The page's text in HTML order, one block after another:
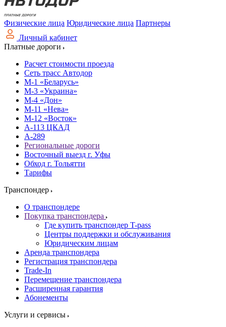
Физические лица Юридические лица Партнеры
Личный кабинет
Платные дороги
Расчет стоимости проезда
Сеть трасс Автодор
М-1 «Беларусь»
М-3 «Украина»
М-4 «Дон»
М-11 «Нева»
М-12 «Восток»
А-113 ЦКАД
А-289
Региональные дороги
Восточный выезд г. Уфы
Обход г. Тольятти
Тарифы
Транспондер
О транспондере
Покупка транспондера
Где купить транспондер T-pass
Центры поддержки и обслуживания
Юридическим лицам
Аренда транспондера
Регистрация транспондера
Trade-In
Перемещение транспондера
Расширенная гарантия
Абонементы
Услуги и сервисы